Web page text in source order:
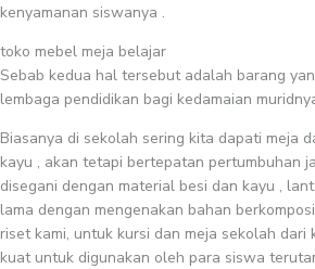
kenyamanan siswanya .
toko mebel meja belajar
Sebab kedua hal tersebut adalah barang
lembaga pendidikan bagi kedamaian
Biasanya di sekolah sering kita dapati meja
kayu , akan tetapi bertepatan pertumbuhan
disegani dengan material besi dan kayu ,
lama dengan mengenakan bahan
riset kami, untuk kursi dan meja sekolah dari
kuat untuk digunakan oleh para siswa